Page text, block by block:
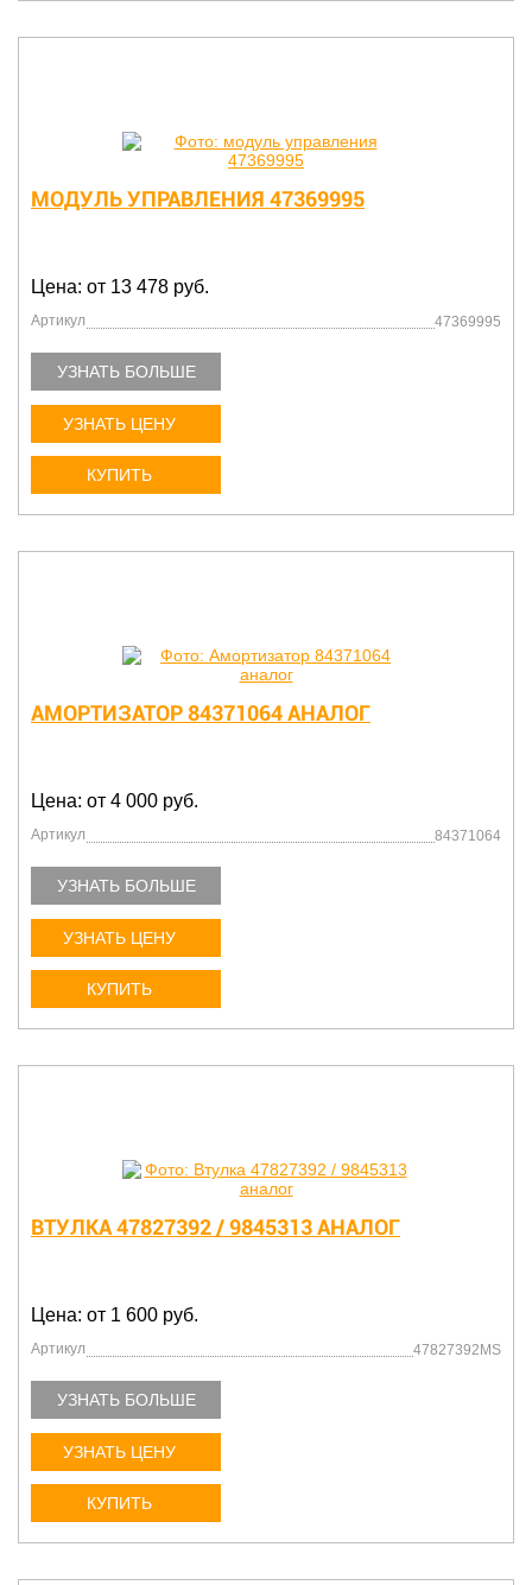
МОДУЛЬ УПРАВЛЕНИЯ 47369995
Цена: от 13 478 руб.
Артикул 47369995
УЗНАТЬ БОЛЬШЕ
УЗНАТЬ ЦЕНУ
КУПИТЬ
АМОРТИЗАТОР 84371064 АНАЛОГ
Цена: от 4 000 руб.
Артикул 84371064
УЗНАТЬ БОЛЬШЕ
УЗНАТЬ ЦЕНУ
КУПИТЬ
ВТУЛКА 47827392 / 9845313 АНАЛОГ
Цена: от 1 600 руб.
Артикул 47827392MS
УЗНАТЬ БОЛЬШЕ
УЗНАТЬ ЦЕНУ
КУПИТЬ